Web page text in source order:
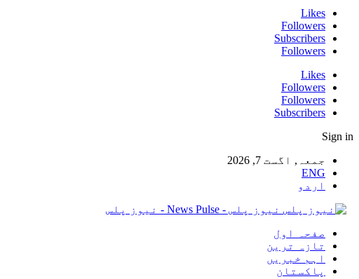
Likes
Followers
Subscribers
Followers
Likes
Followers
Followers
Subscribers
Sign in
جمعہ, اگست 7, 2026
ENG
اردو
نیوز پلس - News Pulse - نیوز پلس
صفحہ اول
تازہ ترین
اہم خبریں
پاکستان